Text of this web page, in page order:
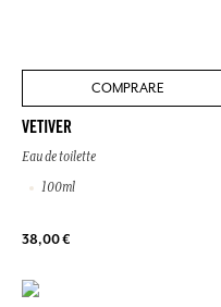
COMPRARE
VETIVER
Eau de toilette
100ml
38,00 €